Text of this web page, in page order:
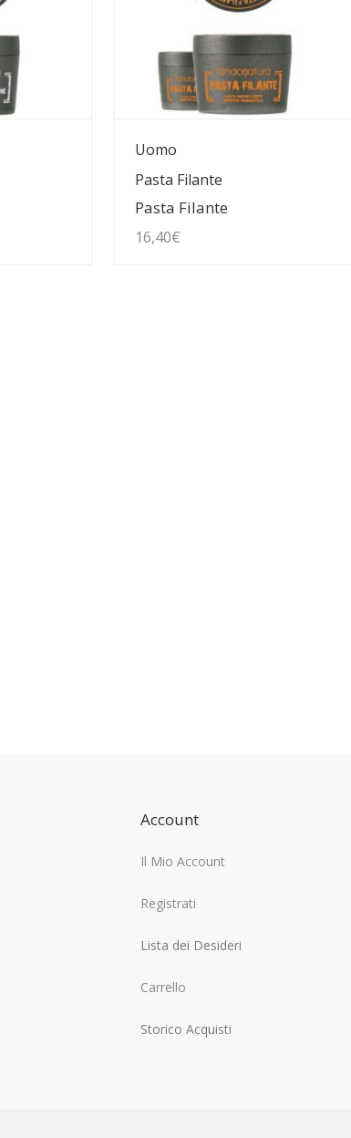
Uomo
Pasta Filante
Pasta Filante
16,40€
Account
Il Mio Account
Registrati
Lista dei Desideri
Carrello
Storico Acquisti